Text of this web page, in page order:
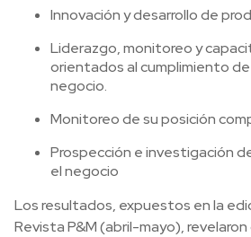
Innovación y desarrollo de
Liderazgo, monitoreo y
orientados al cumplimiento
negocio.
Monitoreo de su posición
Prospección e investigación
el negocio
Los resultados, expuestos en la
Revista P&M (abril-mayo),